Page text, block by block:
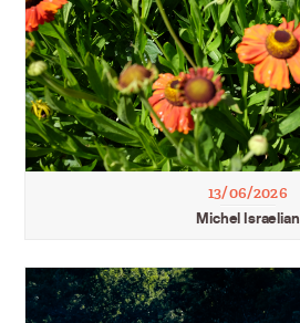
13/06/2026
Michel Israelian